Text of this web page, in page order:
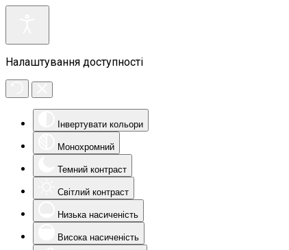
Налаштування доступності
Інвертувати кольори
Монохромний
Темний контраст
Світлий контраст
Низька насиченість
Висока насиченість